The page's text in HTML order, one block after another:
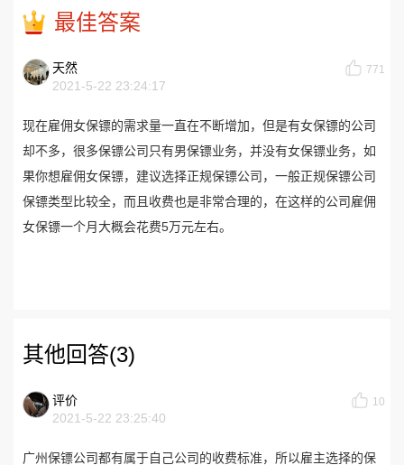
最佳答案
天然
2021-5-22 23:24:17
771
现在雇佣女保镖的需求量一直在不断增加，但是有女保镖的公司
却不多，很多保镖公司只有男保镖业务，并没有女保镖业务，如
果你想雇佣女保镖，建议选择正规保镖公司，一般正规保镖公司
保镖类型比较全，而且收费也是非常合理的，在这样的公司雇佣
女保镖一个月大概会花费5万元左右。
其他回答(3)
评价
2021-5-22 23:25:40
10
广州保镖公司都有属于自己公司的收费标准，所以雇主选择的保